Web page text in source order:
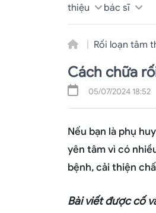
thiệu
bác sĩ
Rối loạn tâm
Cách chữa
05/07/2024 18:52
Nếu bạn là phụ
yên tâm vì có
bệnh, cải thiện
Bài viết được cố